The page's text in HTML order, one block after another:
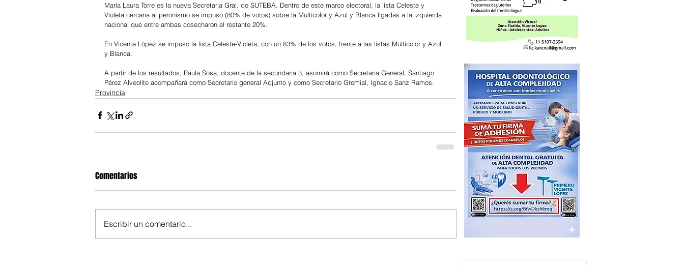
María Laura Torre es la nueva Secretaria Gral. de SUTEBA. Dentro de este marco electoral, la lista Celeste y
Violeta cercana al peronismo se impuso (80% de votos) sobre la Multicolor y Azul y Blanca ligadas a la izquierda
nacional que entre ambas cosecharon el restante 20%.
En Vicente López se impuso la lista Celeste-Violeta, con un 83% de los votos, frente a las listas Multicolor y Azul
y Blanca.
A partir de los resultados, Paula Sosa, docente de la secundaria 3, asumirá como Secretaria General, Santiago
Pérez Alveolite acompañará como Secretario general Adjunto y como Secretario Gremial, Ignacio Sanz Ramos.
Provincia
Comentarios
Escribir un comentario...